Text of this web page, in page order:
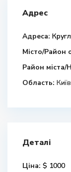
Адрес
Адреса:
Місто/Район
Район міста/
Область:
Деталі
Ціна: $ 1000